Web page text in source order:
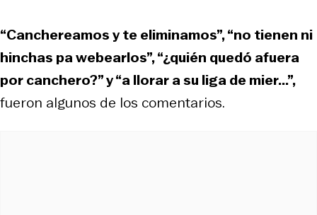
“Canchereamos y te eliminamos”, “no tienen ni
hinchas pa webearlos”, “¿quién quedó afuera
por canchero?” y “a llorar a su liga de mier...”,
fueron algunos de los comentarios.